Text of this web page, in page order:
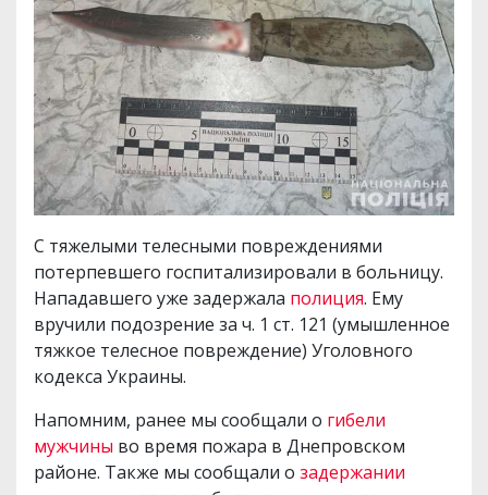
С тяжелыми телесными повреждениями
потерпевшего госпитализировали в больницу.
Нападавшего уже задержала полиция. Ему
вручили подозрение за ч. 1 ст. 121 (умышленное
тяжкое телесное повреждение) Уголовного
кодекса Украины.
Напомним, ранее мы сообщали о гибели
мужчины во время пожара в Днепровском
районе. Также мы сообщали о задержании